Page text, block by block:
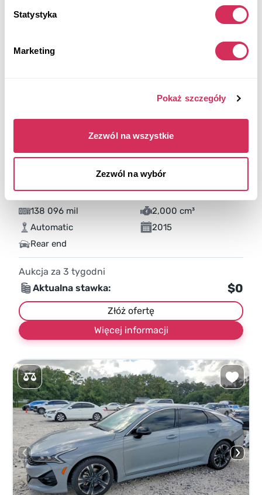
Statystyka
Marketing
Pokaż szczegóły
Zezwól na wszystkie
Zezwól na wybór
138 096 mil
2,000 cm³
Automatic
2015
Rear end
Aukcja za 3 tygodni
Aktualna stawka:
$0
Złóż ofertę
Więcej informacji